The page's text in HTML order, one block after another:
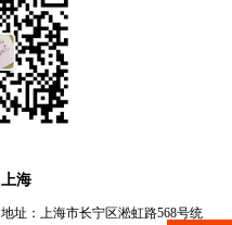
上海
地址：上海市长宁区淞虹路568号统